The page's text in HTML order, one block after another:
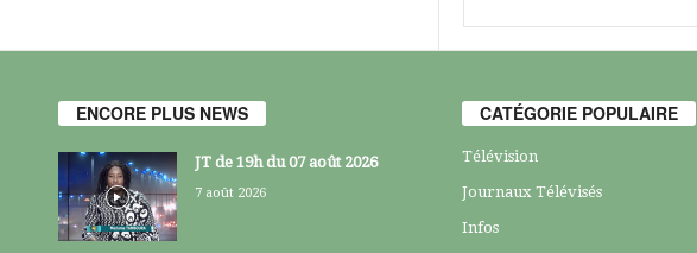
ENCORE PLUS NEWS
JT de 19h du 07 août 2026
7 août 2026
CATÉGORIE POPULAIRE
Télévision
Journaux Télévisés
Infos